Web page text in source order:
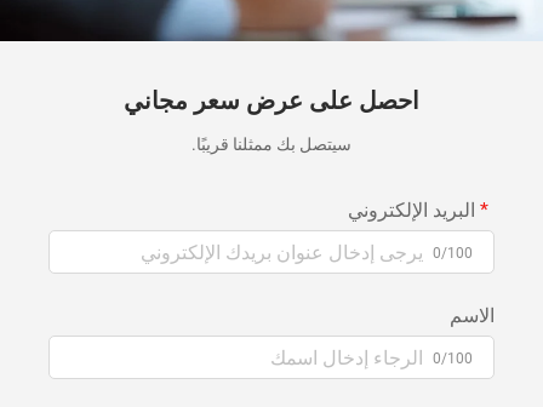
احصل على عرض سعر مجاني
سيتصل بك ممثلنا قريبًا.
البريد الإلكتروني
0/100
الاسم
0/100